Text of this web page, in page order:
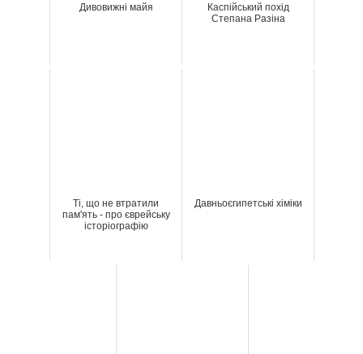
Дивовижні майя
Каспійський похід
Степана Разіна
Ті, що не втратили
пам'ять - про єврейську
історіографію
Давньоєгипетські хіміки